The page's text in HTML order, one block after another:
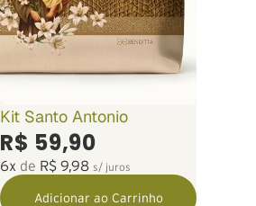
Kit Santo Antonio
R$ 59,90
6x de R$ 9,98 s/ juros
Adicionar ao Carrinho